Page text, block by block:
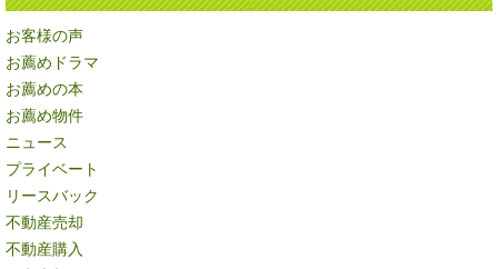
お客様の声
お薦めドラマ
お薦めの本
お薦め物件
ニュース
プライベート
リースバック
不動産売却
不動産購入